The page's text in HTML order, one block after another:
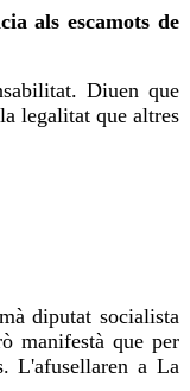
als escamots de
Diuen que
legalitat que altres
diputat socialista
manifestà que per
L'afusellaren a La